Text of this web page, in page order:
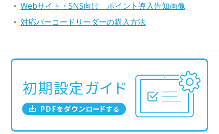
Webサイト・SNS向け ポイント導入告知画像
対応バーコードリーダーの購入方法